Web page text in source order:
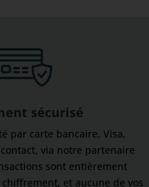
sécurisé
par carte bancaire, Visa,
via notre partenaire
sont entièrement
et aucune de vos